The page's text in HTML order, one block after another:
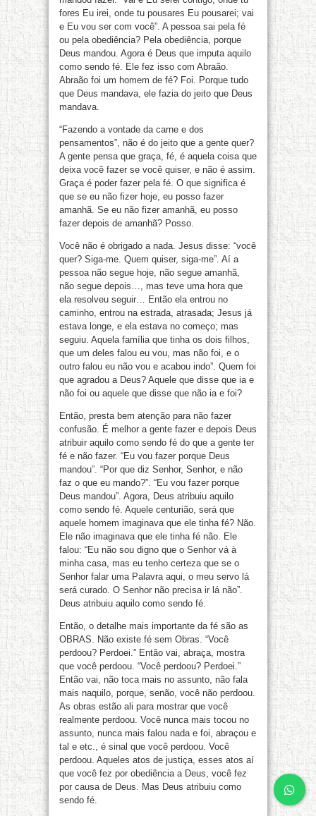
fores Eu irei, onde tu pousares Eu pousarei; vai
e Eu vou ser com você”. A pessoa sai pela fé
ou pela obediência? Pela obediência, porque
Deus mandou. Agora é Deus que imputa aquilo
como sendo fé. Ele fez isso com Abraão.
Abraão foi um homem de fé? Foi. Porque tudo
que Deus mandava, ele fazia do jeito que Deus
mandava.
“Fazendo a vontade da carne e dos
pensamentos”, não é do jeito que a gente quer?
A gente pensa que graça, fé, é aquela coisa que
deixa você fazer se você quiser, e não é assim.
Graça é poder fazer pela fé. O que significa é
que se eu não fizer hoje, eu posso fazer
amanhã. Se eu não fizer amanhã, eu posso
fazer depois de amanhã? Posso.
Você não é obrigado a nada. Jesus disse: “você
quer? Siga-me. Quem quiser, siga-me”. Aí a
pessoa não segue hoje, não segue amanhã,
não segue depois…, mas teve uma hora que
ela resolveu seguir… Então ela entrou no
caminho, entrou na estrada, atrasada; Jesus já
estava longe, e ela estava no começo; mas
seguiu. Aquela família que tinha os dois filhos,
que um deles falou eu vou, mas não foi, e o
outro falou eu não vou e acabou indo”. Quem foi
que agradou a Deus? Aquele que disse que ia e
não foi ou aquele que disse que não ia e foi?
Então, presta bem atenção para não fazer
confusão. É melhor a gente fazer e depois Deus
atribuir aquilo como sendo fé do que a gente ter
fé e não fazer. “Eu vou fazer porque Deus
mandou”. “Por que diz Senhor, Senhor, e não
faz o que eu mando?”. “Eu vou fazer porque
Deus mandou”. Agora, Deus atribuiu aquilo
como sendo fé. Aquele centurião, será que
aquele homem imaginava que ele tinha fé? Não.
Ele não imaginava que ele tinha fé não. Ele
falou: “Eu não sou digno que o Senhor vá à
minha casa, mas eu tenho certeza que se o
Senhor falar uma Palavra aqui, o meu servo lá
será curado. O Senhor não precisa ir lá não”.
Deus atribuiu aquilo como sendo fé.
Então, o detalhe mais importante da fé são as
OBRAS. Não existe fé sem Obras. “Você
perdoou? Perdoei.” Então vai, abraça, mostra
que você perdoou. “Você perdoou? Perdoei.”
Então vai, não toca mais no assunto, não fala
mais naquilo, porque, senão, você não perdoou.
As obras estão ali para mostrar que você
realmente perdoou. Você nunca mais tocou no
assunto, nunca mais falou nada e foi, abraçou e
tal e etc., é sinal que você perdoou. Você
perdoou. Aqueles atos de justiça, esses atos aí
que você fez por obediência a Deus, você fez
por causa de Deus. Mas Deus atribuiu como
sendo fé.